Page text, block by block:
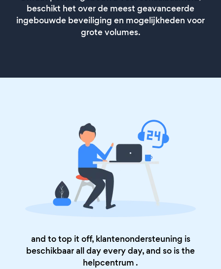
beschikt het over de meest geavanceerde
ingebouwde beveiliging en mogelijkheden voor
grote volumes.
and to top it off, klantenondersteuning is
beschikbaar all day every day, and so is the
helpcentrum .